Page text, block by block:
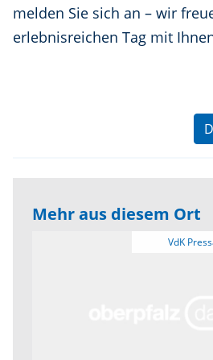
melden Sie sich an – wir
erlebnisreichen Tag mit
Mehr aus diesem Ort